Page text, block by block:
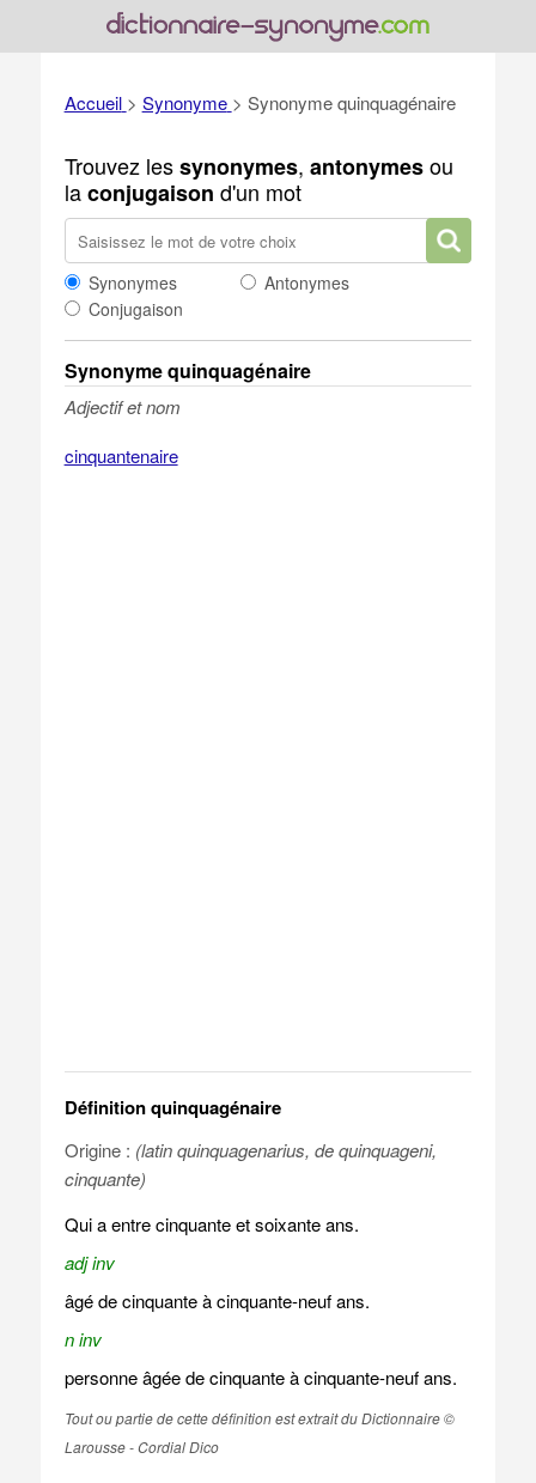
Accueil > Synonyme > Synonyme quinquagénaire
Trouvez lessynonymes, antonymesou
laconjugaison d'un mot
Synonymes
Antonymes
Conjugaison
Synonyme quinquagénaire
Adjectif et nom
cinquantenaire
Définition quinquagénaire
Origine : (latin quinquagenarius, de quinquageni,
cinquante)
Qui a entre cinquante et soixante ans.
adj inv
âgé de cinquante à cinquante-neuf ans.
n inv
personne âgée de cinquante à cinquante-neuf ans.
Tout ou partie de cette définition est extrait du Dictionnaire ©
Larousse - Cordial Dico